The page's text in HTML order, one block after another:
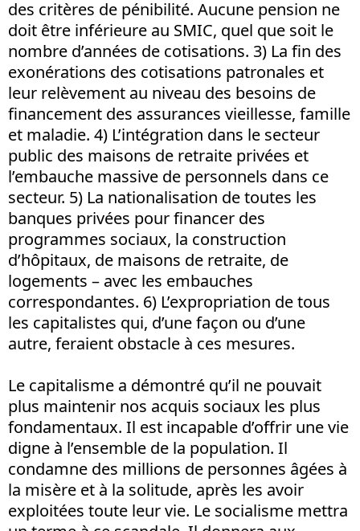
des critères de pénibilité. Aucune pension ne
doit être inférieure au SMIC, quel que soit le
nombre d’années de cotisations. 3) La fin des
exonérations des cotisations patronales et
leur relèvement au niveau des besoins de
financement des assurances vieillesse, famille
et maladie. 4) L’intégration dans le secteur
public des maisons de retraite privées et
l’embauche massive de personnels dans ce
secteur. 5) La nationalisation de toutes les
banques privées pour financer des
programmes sociaux, la construction
d’hôpitaux, de maisons de retraite, de
logements – avec les embauches
correspondantes. 6) L’expropriation de tous
les capitalistes qui, d’une façon ou d’une
autre, feraient obstacle à ces mesures.
Le capitalisme a démontré qu’il ne pouvait
plus maintenir nos acquis sociaux les plus
fondamentaux. Il est incapable d’offrir une vie
digne à l’ensemble de la population. Il
condamne des millions de personnes âgées à
la misère et à la solitude, après les avoir
exploitées toute leur vie. Le socialisme mettra